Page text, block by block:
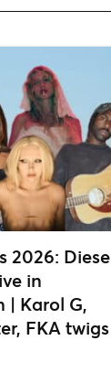
2026: Diese
in
| Karol G,
FKA twigs